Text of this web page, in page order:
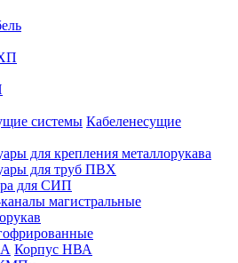
Кабеленесущие
для крепления металлорукава
для труб ПВХ
для СИП
магистральные
Корпус НВА